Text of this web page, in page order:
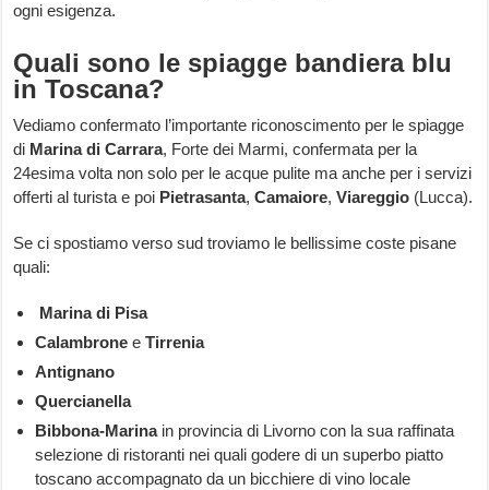
ogni esigenza.
Quali sono le spiagge bandiera blu
in Toscana?
Vediamo confermato l’importante riconoscimento per le spiagge
di Marina di Carrara, Forte dei Marmi, confermata per la
24esima volta non solo per le acque pulite ma anche per i servizi
offerti al turista e poi Pietrasanta,Camaiore,Viareggio (Lucca).
Se ci spostiamo verso sud troviamo le bellissime coste pisane
quali:
Marina di Pisa
Calambrone eTirrenia
Antignano
Quercianella
Bibbona-Marina in provincia di Livorno con la sua raffinata
selezione di ristoranti nei quali godere di un superbo piatto
toscano accompagnato da un bicchiere di vino locale